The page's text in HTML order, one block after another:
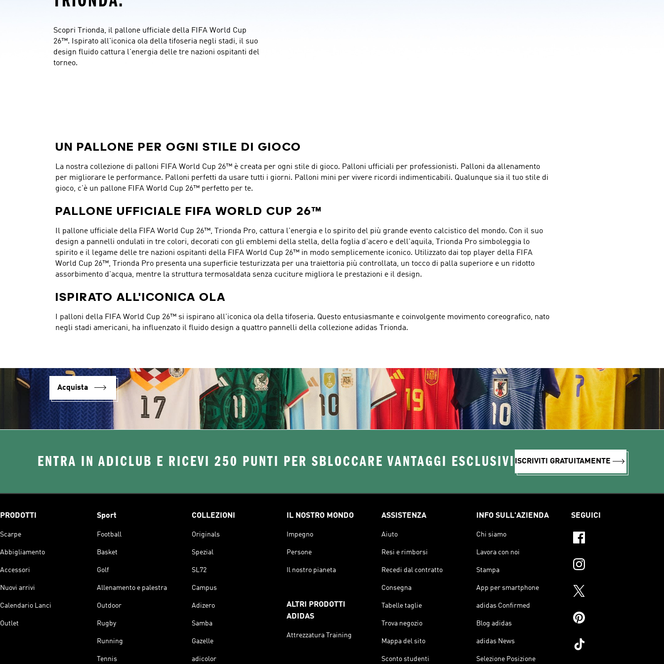
Scopri Trionda, il pallone ufficiale della FIFA World Cup
26™. Ispirato all'iconica ola della tifoseria negli stadi, il suo
design fluido cattura l'energia delle tre nazioni ospitanti del
torneo.
UN PALLONE PER OGNI STILE DI GIOCO
La nostra collezione di palloni FIFA World Cup 26™ è creata per ogni stile di gioco. Palloni ufficiali per professionisti. Palloni da allenamento
per migliorare le performance. Palloni perfetti da usare tutti i giorni. Palloni mini per vivere ricordi indimenticabili. Qualunque sia il tuo stile di
gioco, c'è un pallone FIFA World Cup 26™ perfetto per te.
PALLONE UFFICIALE FIFA WORLD CUP 26™
Il pallone ufficiale della FIFA World Cup 26™, Trionda Pro, cattura l'energia e lo spirito del più grande evento calcistico del mondo. Con il suo
design a pannelli ondulati in tre colori, decorati con gli emblemi della stella, della foglia d'acero e dell'aquila, Trionda Pro simboleggia lo
spirito e il legame delle tre nazioni ospitanti della FIFA World Cup 26™ in modo semplicemente iconico. Utilizzato dai top player della FIFA
World Cup 26™, Trionda Pro presenta una superficie testurizzata per una traiettoria più controllata, un tocco di palla superiore e un ridotto
assorbimento d'acqua, mentre la struttura termosaldata senza cuciture migliora le prestazioni e il design.
ISPIRATO ALL'ICONICA OLA
I palloni della FIFA World Cup 26™ si ispirano all'iconica ola della tifoseria. Questo entusiasmante e coinvolgente movimento coreografico, nato
negli stadi americani, ha influenzato il fluido design a quattro pannelli della collezione adidas Trionda.
Acquista
ENTRA IN ADICLUB E RICEVI 250 PUNTI PER SBLOCCARE VANTAGGI ESCLUSIVI ISCRIVITI GRATUITAMENTE
PRODOTTI
Scarpe
Abbigliamento
Accessori
Nuovi arrivi
Calendario Lanci
Outlet
Sport
Football
Basket
Golf
Allenamento e palestra
Outdoor
Rugby
Running
Tennis
COLLEZIONI
Originals
Spezial
SL72
Campus
Adizero
Samba
Gazelle
adicolor
IL NOSTRO MONDO
Impegno
Persone
Il nostro pianeta
ALTRI PRODOTTI
ADIDAS
Attrezzatura Training
ASSISTENZA
Aiuto
Resi e rimborsi
Recedi dal contratto
Consegna
Tabelle taglie
Trova negozio
Mappa del sito
Sconto studenti
INFO SULL'AZIENDA
Chi siamo
Lavora con noi
Stampa
App per smartphone
adidas Confirmed
Blog adidas
adidas News
Selezione Posizione
SEGUICI